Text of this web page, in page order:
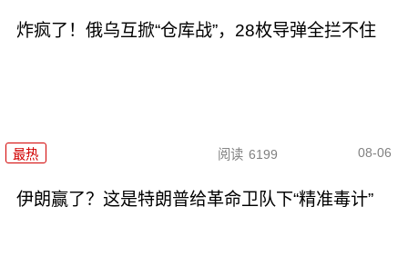
炸疯了！俄乌互掀“仓库战”，28枚导弹全拦不住
最热 阅读 6199 08-06
伊朗赢了？这是特朗普给革命卫队下“精准毒计”